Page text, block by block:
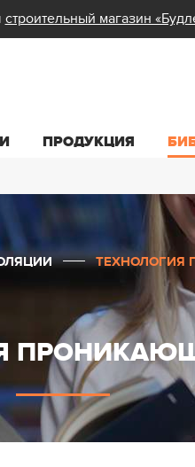
строительный магазин
ПРОДУКЦИЯ
ТЕХНОЛОГИЯ